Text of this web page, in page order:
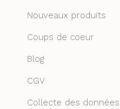
Nouveaux produits
Coups de coeur
Blog
CGV
Collecte des